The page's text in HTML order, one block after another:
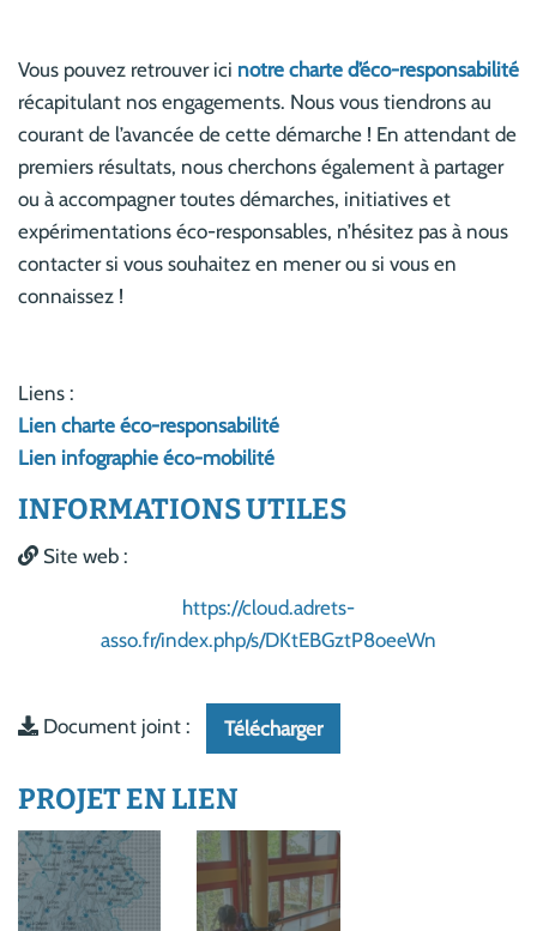
Vous pouvez retrouver ici notre charte d’éco-responsabilité
récapitulant nos engagements. Nous vous tiendrons au
courant de l’avancée de cette démarche ! En attendant de
premiers résultats, nous cherchons également à partager
ou à accompagner toutes démarches, initiatives et
expérimentations éco-responsables, n’hésitez pas à nous
contacter si vous souhaitez en mener ou si vous en
connaissez !
Liens :
Lien charte éco-responsabilité
Lien infographie éco-mobilité
INFORMATIONS UTILES
Site web :
https://cloud.adrets-
asso.fr/index.php/s/DKtEBGztP8oeeWn
Document joint : Télécharger
PROJET EN LIEN